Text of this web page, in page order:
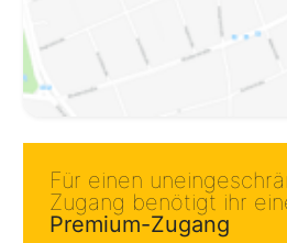
Für einen
Zugang benötigt ihr
Premium-Zugang